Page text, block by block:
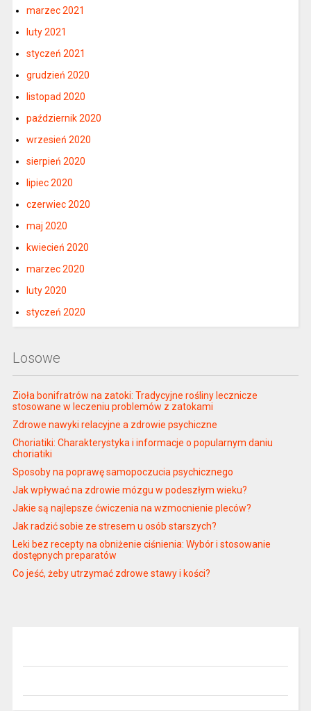
marzec 2021
luty 2021
styczeń 2021
grudzień 2020
listopad 2020
październik 2020
wrzesień 2020
sierpień 2020
lipiec 2020
czerwiec 2020
maj 2020
kwiecień 2020
marzec 2020
luty 2020
styczeń 2020
Losowe
Zioła bonifratrów na zatoki: Tradycyjne rośliny lecznicze
stosowane w leczeniu problemów z zatokami
Zdrowe nawyki relacyjne a zdrowie psychiczne
Choriatiki: Charakterystyka i informacje o popularnym daniu
choriatiki
Sposoby na poprawę samopoczucia psychicznego
Jak wpływać na zdrowie mózgu w podeszłym wieku?
Jakie są najlepsze ćwiczenia na wzmocnienie pleców?
Jak radzić sobie ze stresem u osób starszych?
Leki bez recepty na obniżenie ciśnienia: Wybór i stosowanie
dostępnych preparatów
Co jeść, żeby utrzymać zdrowe stawy i kości?